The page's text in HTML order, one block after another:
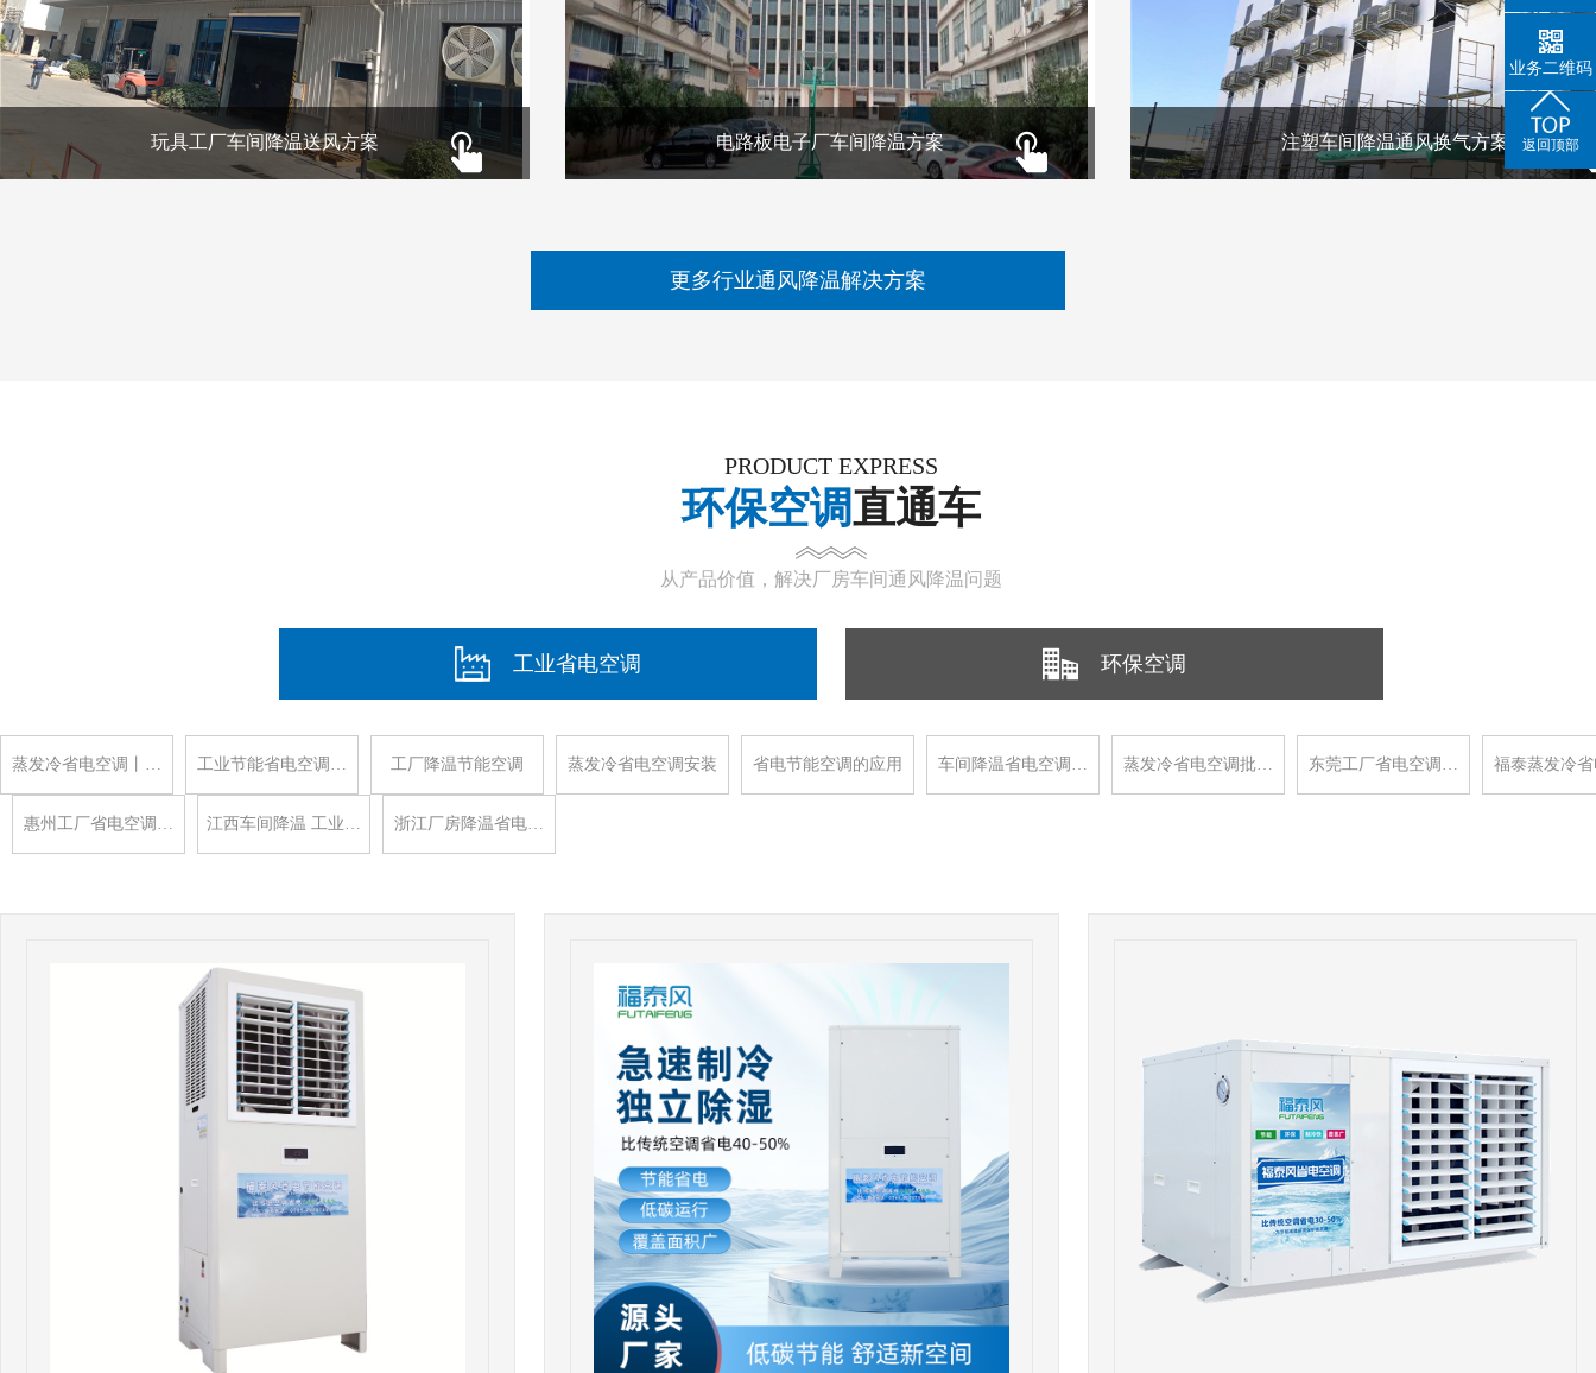
玩具工厂车间降温送风方案 电路板电子厂车间降温方案 注塑车间降温通风换气方案
更多行业通风降温解决方案
PRODUCT EXPRESS
环保空调直通车
从产品价值，解决厂房车间通风降温问题
工业省电空调 环保空调
蒸发冷省电空调丨… 工业节能省电空调… 工厂降温节能空调 蒸发冷省电空调安装 省电节能空调的应用 车间降温省电空调… 蒸发冷省电空调批… 东莞工厂省电空调… 福泰蒸发冷
惠州工厂省电空调… 江西车间降温 工业… 浙江厂房降温省电…
业务二维码
返回顶部